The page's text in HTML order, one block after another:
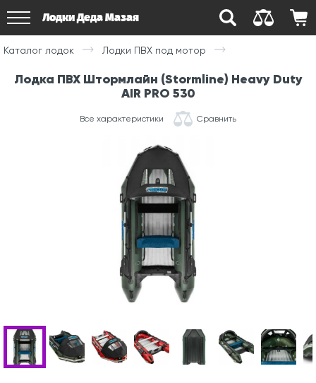
Лодки Деда Мазая
Каталог лодок Лодки ПВХ под мотор
Лодка ПВХ Штормлайн (Stormline) Heavy Duty
AIR PRO 530
Все характеристики Сравнить